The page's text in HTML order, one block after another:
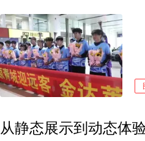
从静态展示到动态体